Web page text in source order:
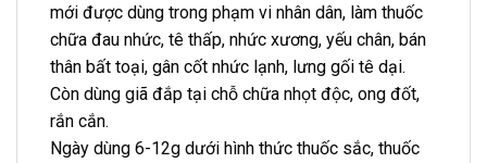
mới được dùng trong phạm vi nhân dân, làm thuốc
chữa đau nhức, tê thấp, nhức xương, yếu chân, bán
thân bất toại, gân cốt nhức lạnh, lưng gối tê dại.
Còn dùng giã đắp tại chỗ chữa nhọt độc, ong đốt,
rắn cắn.
Ngày dùng 6-12g dưới hình thức thuốc sắc, thuốc